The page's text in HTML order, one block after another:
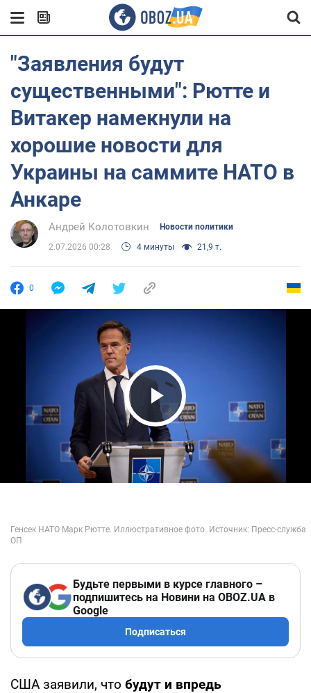
"Заявления будут
существенными": Рютте и
Витакер намекнули на
хорошие новости для
Украины на саммите НАТО в
Анкаре
Андрей Колотовкин Новости политики
2.07.2026 00:28 4 минуты 21,9 т.
0
Play Video
Будьте первыми в курсе главного –
подпишитесь на Новини на OBOZ.UA в
Google
Подписаться
США заявили, что будут и впредь